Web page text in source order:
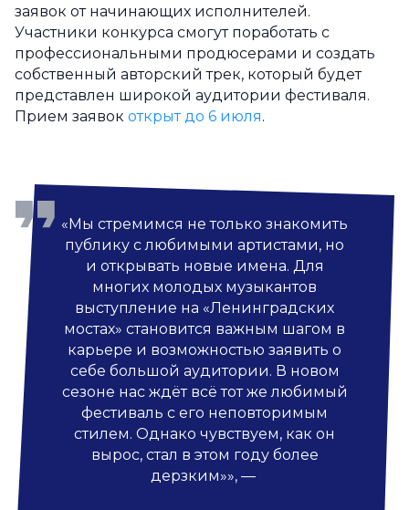
заявок от начинающих исполнителей.
Участники конкурса смогут поработать с
профессиональными продюсерами и создать
собственный авторский трек, который будет
представлен широкой аудитории фестиваля.
Прием заявок открыт до 6 июля.
«Мы стремимся не только знакомить
публику с любимыми артистами, но
и открывать новые имена. Для
многих молодых музыкантов
выступление на «Ленинградских
мостах» становится важным шагом в
карьере и возможностью заявить о
себе большой аудитории. В новом
сезоне нас ждёт всё тот же любимый
фестиваль с его неповторимым
стилем. Однако чувствуем, как он
вырос, стал в этом году более
дерзким»», —